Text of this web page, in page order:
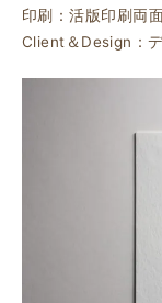
印刷：活版印刷両
Client＆Design：